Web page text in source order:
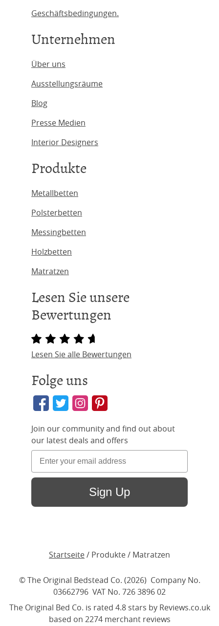
Geschäftsbedingungen.
Unternehmen
Über uns
Ausstellungsräume
Blog
Presse Medien
Interior Designers
Produkte
Metallbetten
Polsterbetten
Messingbetten
Holzbetten
Matratzen
Lesen Sie unsere
Bewertungen
Lesen Sie alle Bewertungen
Folge uns
Join our community and find out about
our latest deals and offers
Sign Up
Startseite/ Produkte / Matratzen
© The Original Bedstead Co. (2026) Company No.
03662796 VAT No. 726 3896 02
The Original Bed Co. is rated 4.8stars by Reviews.co.uk
based on 2274merchant reviews